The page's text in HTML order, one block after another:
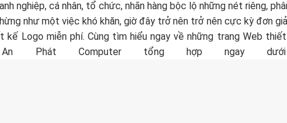
nghiệp, cá nhân, tổ chức, nhãn hàng bộc lộ những nét riêng,
như một việc khó khăn, giờ đây trở nên trở nên cực kỳ đơn
Logo miễn phí. Cùng tìm hiểu ngay về những trang Web
Computer tổng hợp ngay